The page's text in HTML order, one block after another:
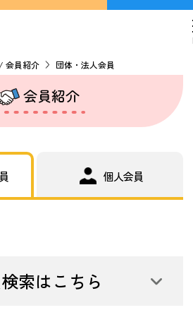
センター
会員紹介 団体・法人会員
会員紹介
個人会員
索はこちら